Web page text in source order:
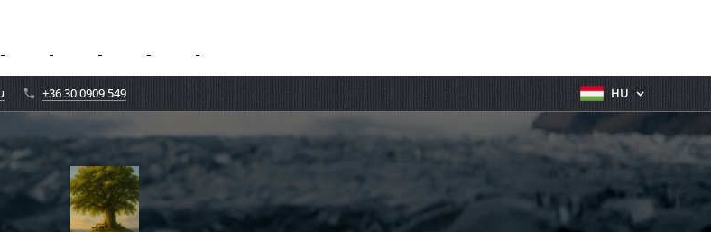
+36 30 0909 549 HU